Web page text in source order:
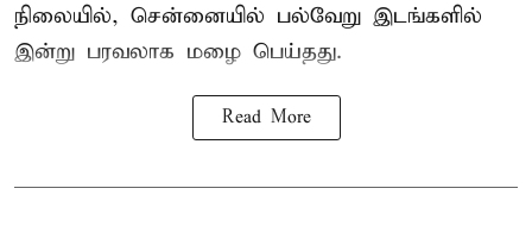
நிலையில், சென்னையில் பல்வேறு இடங்களில்
இன்று பரவலாக மழை பெய்தது.
Read More